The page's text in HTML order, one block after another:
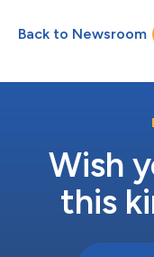
の米国預託証券（ADS
ト・マーケットにおい
開始されます。今回の
の主要証券取引所に上
現金ポジションを維持
売と急拡大するグロー
り、これは他のどの量
っています。このリー
Back to Newsroom
Wish
this